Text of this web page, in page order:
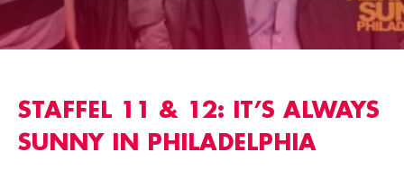
STAFFEL 11 & 12: IT’S ALWAYS
SUNNY IN PHILADELPHIA